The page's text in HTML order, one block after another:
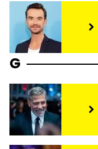
G